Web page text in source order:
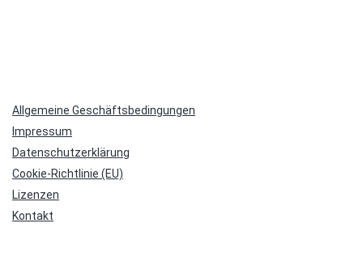
Allgemeine Geschäftsbedingungen
Impressum
Datenschutzerklärung
Cookie-Richtlinie (EU)
Lizenzen
Kontakt